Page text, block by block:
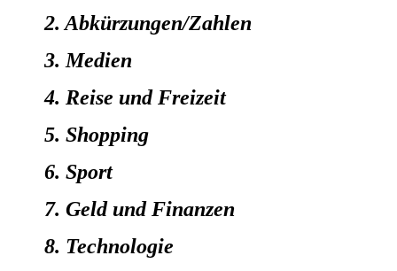
2. Abkürzungen/Zahlen
3. Medien
4. Reise und Freizeit
5. Shopping
6. Sport
7. Geld und Finanzen
8. Technologie